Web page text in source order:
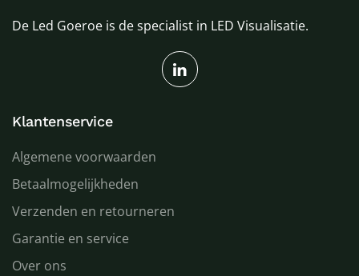
De Led Goeroe is de specialist in LED Visualisatie.
Klantenservice
Algemene voorwaarden
Betaalmogelijkheden
Verzenden en retourneren
Garantie en service
Over ons